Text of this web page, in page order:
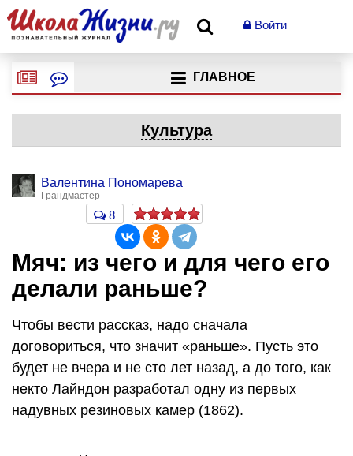
Войти
ГЛАВНОЕ
Культура
Валентина Пономарева
Грандмастер
8
Мяч: из чего и для чего его
делали раньше?
Чтобы вести рассказ, надо сначала
договориться, что значит «раньше». Пусть это
будет не вчера и не сто лет назад, а до того, как
некто Лайндон разработал одну из первых
надувных резиновых камер (1862).